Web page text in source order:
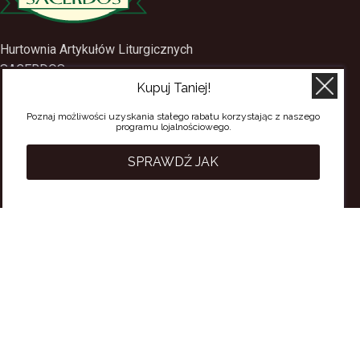
Hurtownia Artykułów Liturgicznych
SACERDOS
09-402 Płock
tel.kom.501-384-314
PRZYDATNE LINKI
Kupuj Taniej!
Poznaj możliwości uzyskania stałego rabatu korzystając z naszego
programu lojalnościowego.
SPRAWDŹ JAK